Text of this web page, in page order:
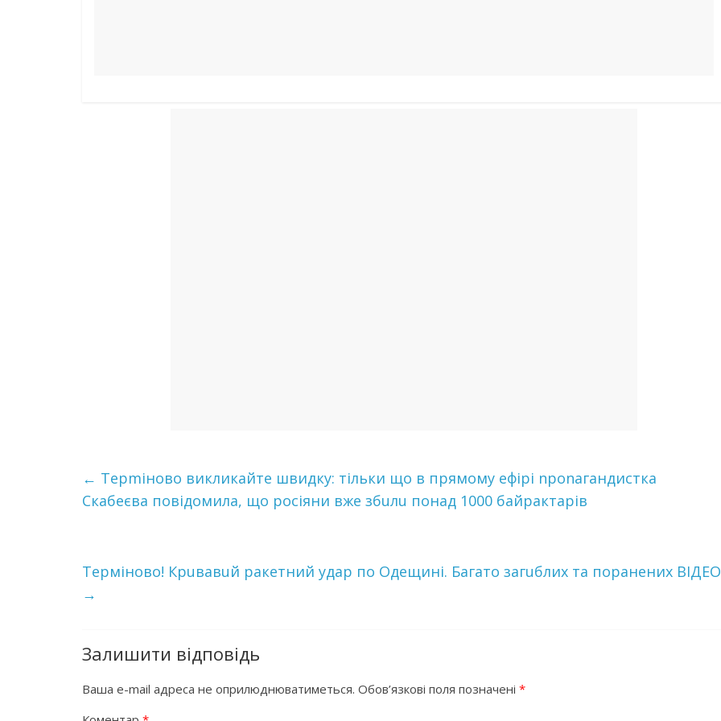
← Терmіново викликайте швидку: тільки що в прямому ефірі nроnагандистка
Скабеєва повідомила, що росіяни вже збuлu понад 1000 бaйpaктapiв
Терміново! Крuвавuй ракетний удар по Одещині. Багато загuблих та поранених ВІДЕО
→
Залишити відповідь
Ваша e-mail адреса не оприлюднюватиметься. Обов’язкові поля позначені *